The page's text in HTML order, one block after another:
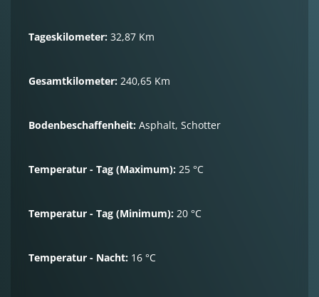
Tageskilometer: 32,87 Km
Gesamtkilometer: 240,65 Km
Bodenbeschaffenheit: Asphalt, Schotter
Temperatur - Tag (Maximum): 25 °C
Temperatur - Tag (Minimum): 20 °C
Temperatur - Nacht: 16 °C